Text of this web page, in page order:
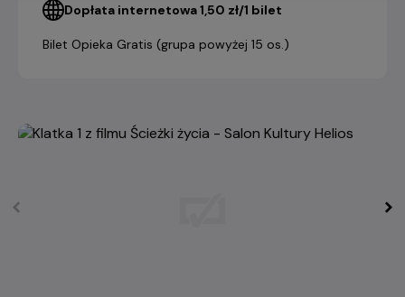
Dopłata internetowa 1,50 zł/1 bilet
Bilet Opieka Gratis (grupa powyżej 15 os.)